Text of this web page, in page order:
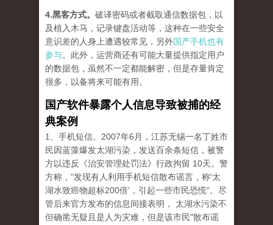
4.黑客方式。 破译密码或者截取通信数据包，以
及植入木马，记录键盘活动等，这种在一些安全
意识差的人身上遭遇较常见，另外国产手机也有
参与。此外，运营商还有可能大量提供指定用户
的数据包，虽然不一定都能解密，但是存量肯定
很多，以备将来可能有用。
国产软件暴露个人信息导致被捕的经
典案例
1、手机短信。2007年6月，江苏无锡一名丁姓市
民因蓝藻爆发太湖污染，发送百余条短信，被警
方以违反《治安管理处罚法》行政拘留 10天。警
方称，"发现有人利用手机短信散布谣言，称'太
湖水致癌物超标200倍'，引起一些市民恐慌"。尽
管后来官方发布的信息间接表明， 太湖水污染不
但确凿无疑且是人为灾难，但是该市民"散布谣